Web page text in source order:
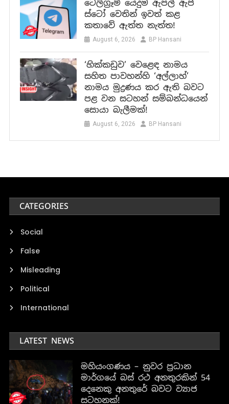
ටෙලිග්‍රෑම් යෙදුම ඇපල් ඇප්
ස්ටෝ වෙතින් ඉවත් කළ
කතාවේ ඇත්ත නැත්ත!
August 6, 2026 BP Hansani
‘හික්කඩුව’ වෙළෙඳ නාමය
සහිත පාවහන්හි ‘අල්ලාහ්’
නාමය මුද්‍රණය කර ඇති බවට
පළ වන සටහන් සම්බන්ධයෙන්
සොයා බැලීමක්!
August 6, 2026 BP Hansani
CATEGORIES
Social
False
Misleading
Political
International
LATEST NEWS
මහියංගණය – නුවර ප්‍රධාන
මාර්ගයේ බස් රථ අනතුරකින් 54
දෙනෙකු අනතුරේ බවට ව්‍යාජ
සටහනක්!